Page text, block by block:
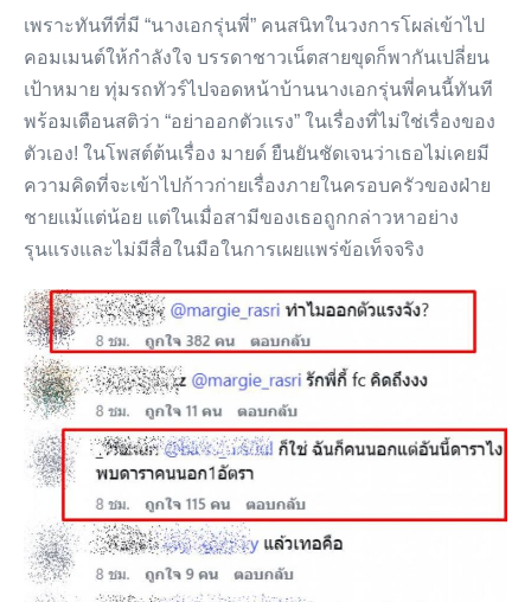
เพราะทันทีที่มี “นางเอกรุ่นพี่” คนสนิทในวงการโผล่เข้าไป
คอมเมนต์ให้กำลังใจ บรรดาชาวเน็ตสายขุดก็พากันเปลี่ยน
เป้าหมาย ทุ่มรถทัวร์ไปจอดหน้าบ้านนางเอกรุ่นพี่คนนี้ทันที
พร้อมเตือนสติว่า “อย่าออกตัวแรง” ในเรื่องที่ไม่ใช่เรื่องของ
ตัวเอง! ในโพสต์ต้นเรื่อง มายด์ ยืนยันชัดเจนว่าเธอไม่เคยมี
ความคิดที่จะเข้าไปก้าวก่ายเรื่องภายในครอบครัวของฝ่าย
ชายแม้แต่น้อย แต่ในเมื่อสามีของเธอถูกกล่าวหาอย่าง
รุนแรงและไม่มีสื่อในมือในการเผยแพร่ข้อเท็จจริง